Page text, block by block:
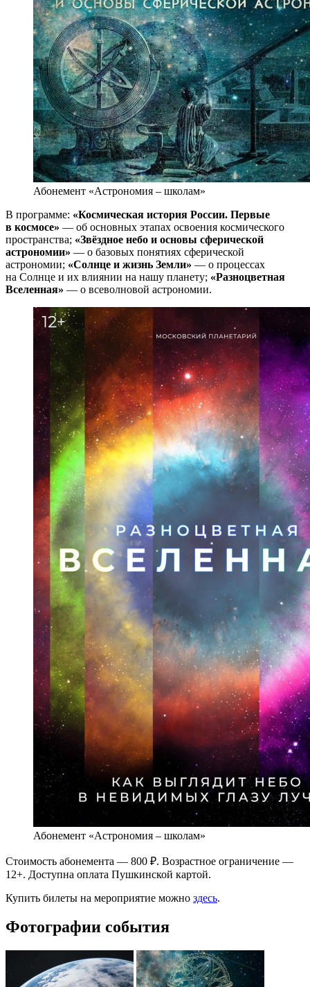
Абонемент «Астрономия – школам»
В программе: «Космическая история России. Первые
в космосе» — об основных этапах освоения космического
пространства; «Звёздное небо и основы сферической
астрономии» — о базовых понятиях сферической
астрономии; «Солнце и жизнь Земли» — о процессах
на Солнце и их влиянии на нашу планету; «Разноцветная
Вселенная» — о всеволновой астрономии.
Абонемент «Астрономия – школам»
Стоимость абонемента — 800 ₽. Возрастное ограничение —
12+. Доступна оплата Пушкинской картой.
Купить билеты на мероприятие можно здесь.
Фотографии события